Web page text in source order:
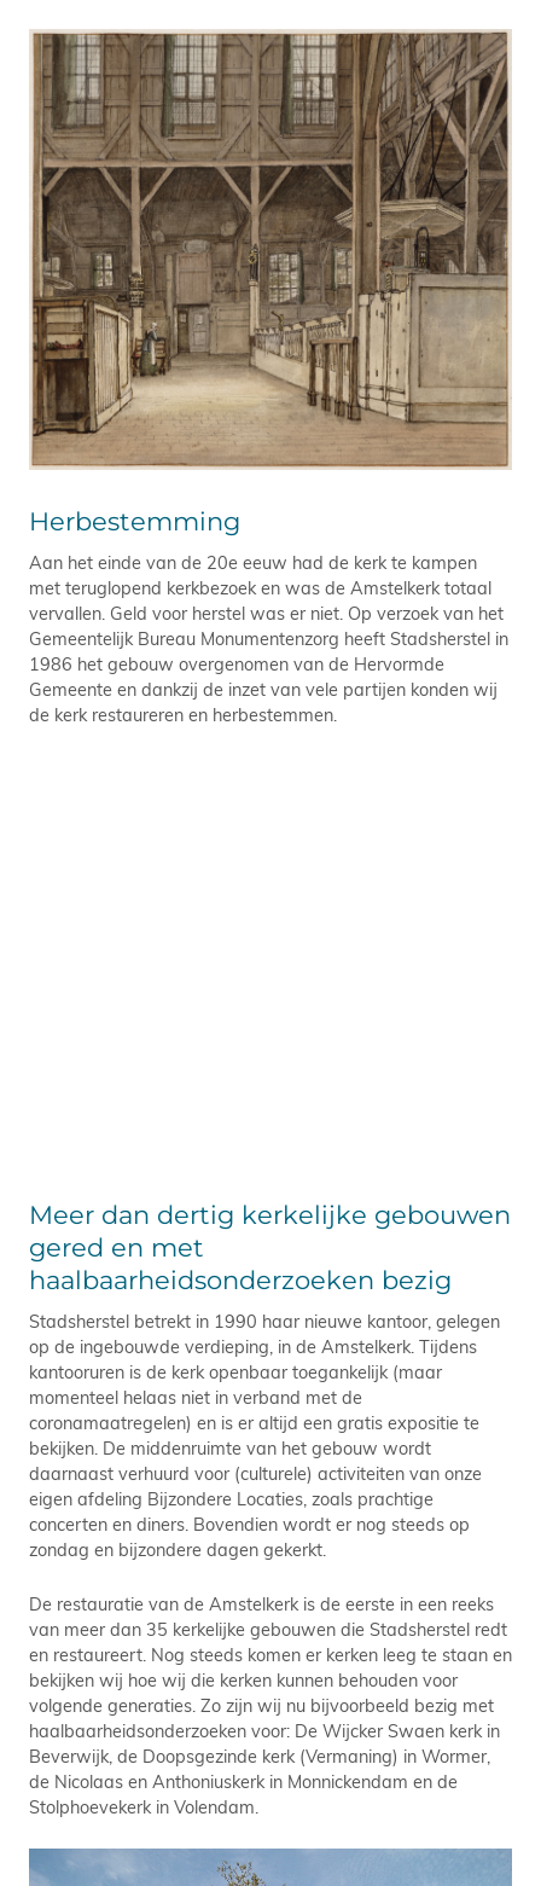
Herbestemming
Aan het einde van de 20e eeuw had de kerk te kampen
met teruglopend kerkbezoek en was de Amstelkerk totaal
vervallen. Geld voor herstel was er niet. Op verzoek van het
Gemeentelijk Bureau Monumentenzorg heeft Stads­herstel in
1986 het gebouw over­genomen van de Hervormde
Gemeente en dankzij de inzet van vele partijen konden wij
de kerk restaureren en herbestemmen.
Meer dan dertig kerkelijke gebouwen
gered en met
haalbaarheidsonderzoeken bezig
Stadsherstel betrekt in 1990 haar nieuwe kantoor, gelegen
op de ingebouwde verdieping, in de Amstelkerk. Tijdens
kantooruren is de kerk openbaar toegankelijk (maar
momenteel helaas niet in verband met de
coronamaatregelen) en is er altijd een gratis expositie te
bekijken. De middenruimte van het gebouw wordt
daarnaast verhuurd voor (culturele) activiteiten van onze
eigen afdeling Bijzondere Locaties, zoals prachtige
concerten en diners. Bovendien wordt er nog steeds op
zondag en bijzondere dagen gekerkt.
De restauratie van de Amstelkerk is de eerste in een reeks
van meer dan 35 kerkelijke gebouwen die Stadsherstel redt
en restaureert. Nog steeds komen er kerken leeg te staan en
bekijken wij hoe wij die kerken kunnen behouden voor
volgende generaties. Zo zijn wij nu bijvoorbeeld bezig met
haalbaarheidsonderzoeken voor: De Wijcker Swaen kerk in
Beverwijk, de Doopsgezinde kerk (Vermaning) in Wormer,
de Nicolaas en Anthoniuskerk in Monnickendam en de
Stolphoevekerk in Volendam.